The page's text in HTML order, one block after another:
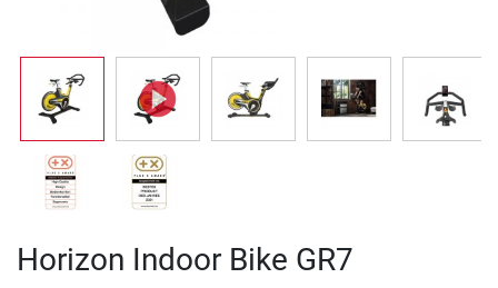
Horizon Indoor Bike GR7